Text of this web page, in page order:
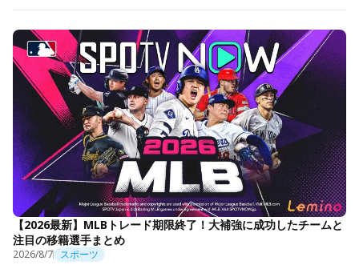
【2026最新】MLBトレード期限終了！大補強に成功したチームと
注目の移籍選手まとめ
2026/8/7 スポーツ